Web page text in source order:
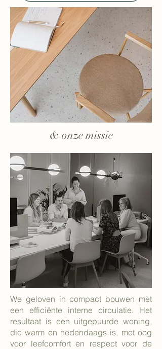
& onze missie
We geloven in compact bouwen met
een efficiënte interne circulatie. Het
resultaat is een uitgepuurde woning,
die warm en hedendaags is, met oog
voor leefcomfort en respect voor de